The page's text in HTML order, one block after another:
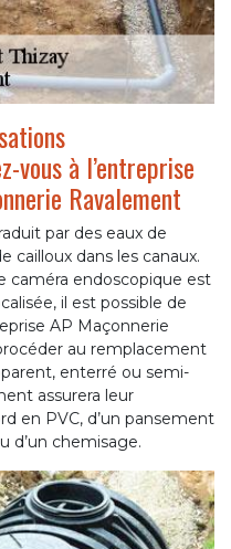
vous à l’entreprise
Ravalement
par des eaux de
cailloux dans les canaux.
caméra endoscopique est
il est possible de
AP Maçonnerie
au remplacement
enterré ou semi-
assurera leur
en PVC, d’un pansement
d’un chemisage.